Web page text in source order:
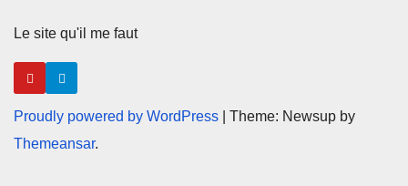
Le site qu'il me faut
Proudly powered by WordPress
Theme: Newsup by
Themeansar.